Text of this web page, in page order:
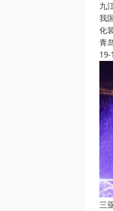
九
我
化
青
19-
三